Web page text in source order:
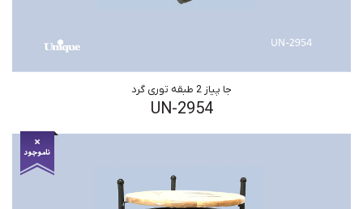
جا پیاز 2 طبقه توری گرد
UN-2954